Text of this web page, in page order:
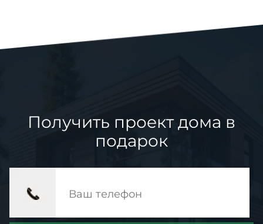
Получить проект дома в
подарок